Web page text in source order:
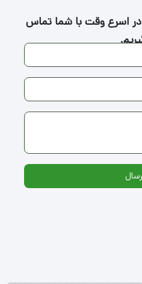
در اسرع وقت با شما تماس